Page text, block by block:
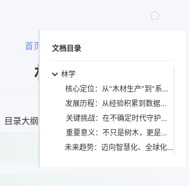
首页 > 林学
林学
目录大纲 最新文档 知识宇宙
文档目录
林学
核心定位：从“木材生产”到“系统服务”的范式跃迁
发展历程：从经验积累到数据驱动的进化之路
关键挑战：在不确定时代守护确定性的绿洲
重要意义：不只是树木，更是未来的根基
未来趋势：迈向智慧化、全球化与责任化的林学新时代